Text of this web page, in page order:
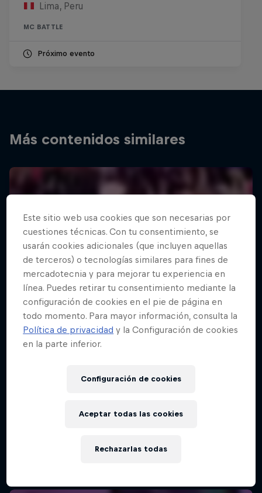
Lima, Peru
MC BATTLE
Próximo evento
Más contenidos similares
Este sitio web usa cookies que son necesarias por
cuestiones técnicas. Con tu consentimiento, se
usarán cookies adicionales (que incluyen aquellas
de terceros) o tecnologías similares para fines de
mercadotecnia y para mejorar tu experiencia en
línea. Puedes retirar tu consentimiento mediante la
configuración de cookies en el pie de página en
todo momento. Para mayor información, consulta la
Política de privacidad y la Configuración de cookies
en la parte inferior.
Configuración de cookies
Rechazarlas todas
Aceptar todas las cookies